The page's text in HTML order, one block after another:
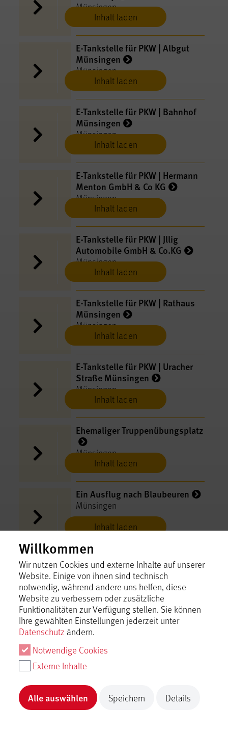
Inhalt laden
Münsingen
Inhalt laden
E-​Tankstelle für PKW | Albgut
Münsingen
Münsingen
Inhalt laden
E-​Tankstelle für PKW | Bahnhof
Münsingen
Münsingen
Inhalt laden
E-​Tankstelle für PKW | Hermann
Menton GmbH & Co KG
Münsingen
Inhalt laden
E-​Tankstelle für PKW | Jllig
Automobile GmbH & Co.KG
Münsingen
Inhalt laden
E-​Tankstelle für PKW | Rathaus
Münsingen
Münsingen
Inhalt laden
E-​Tankstelle für PKW | Uracher
Straße Münsingen
Münsingen
Inhalt laden
Ehemaliger Truppenübungsplatz
Münsingen
Inhalt laden
Ein Ausflug nach Blaubeuren
Münsingen
Inhalt laden
Ein Ausflug zum Schloss
Lichtenstein
Münsingen
Inhalt laden
Ein Frühlingstag in Münsingen
Münsingen
Ein Gruppentag in Münsingen
Münsingen
Willkommen
Wir nutzen Cookies und externe Inhalte auf unserer
Website. Einige von ihnen sind technisch
notwendig, während andere uns helfen, diese
Website zu verbessern oder zusätzliche
Funktionalitäten zur Verfügung stellen. Sie können
Ihre gewählten Einstellungen jederzeit unter
Datenschutz ändern.
Notwendige Cookies
Externe Inhalte
Alle auswählen Speichern Details